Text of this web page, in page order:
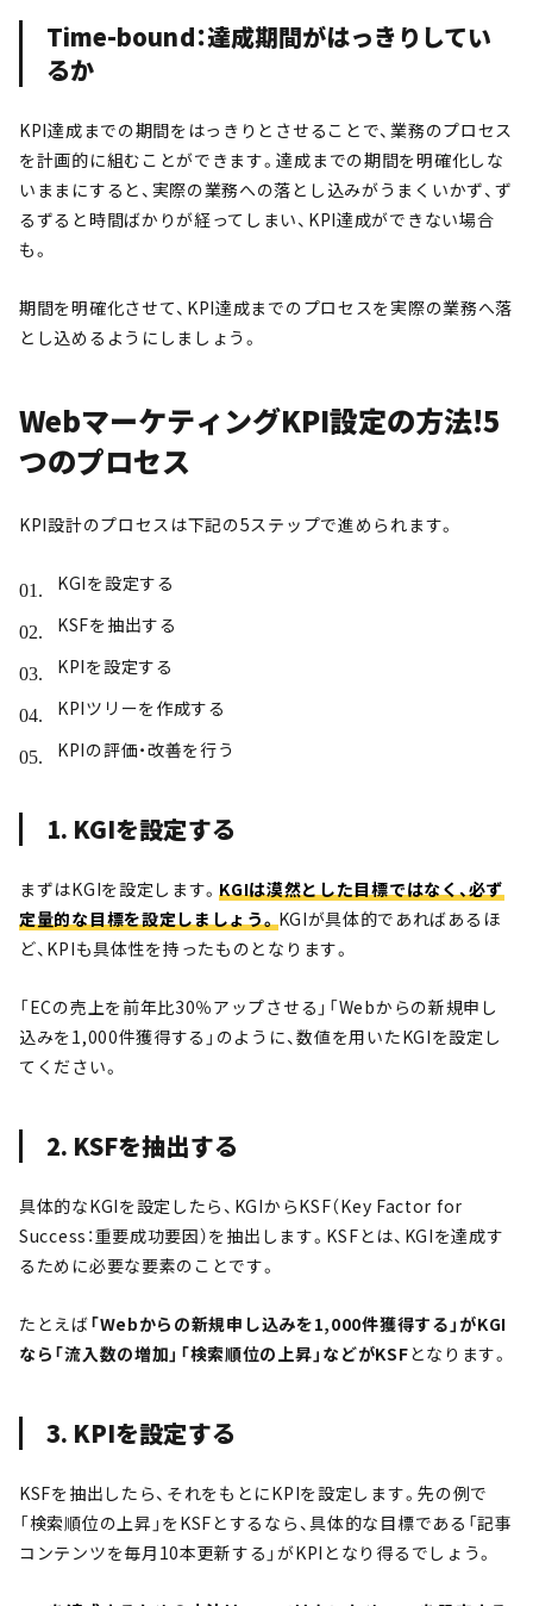
Time-bound：達成期間がはっきりしてい
るか
KPI達成までの期間をはっきりとさせることで、業務のプロセス
を計画的に組むことができます。達成までの期間を明確化しな
いままにすると、実際の業務への落とし込みがうまくいかず、ず
るずると時間ばかりが経ってしまい、KPI達成ができない場合
も。
期間を明確化させて、KPI達成までのプロセスを実際の業務へ落
とし込めるようにしましょう。
WebマーケティングKPI設定の方法!5
つのプロセス
KPI設計のプロセスは下記の5ステップで進められます。
KGIを設定する
KSFを抽出する
KPIを設定する
KPIツリーを作成する
KPIの評価・改善を行う
1. KGIを設定する
まずはKGIを設定します。KGIは漠然とした目標ではなく、必ず
定量的な目標を設定しましょう。KGIが具体的であればあるほ
ど、KPIも具体性を持ったものとなります。
「ECの売上を前年比30％アップさせる」「Webからの新規申し
込みを1,000件獲得する」のように、数値を用いたKGIを設定し
てください。
2. KSFを抽出する
具体的なKGIを設定したら、KGIからKSF（Key Factor for
Success：重要成功要因）を抽出します。KSFとは、KGIを達成す
るために必要な要素のことです。
たとえば「Webからの新規申し込みを1,000件獲得する」がKGI
なら「流入数の増加」「検索順位の上昇」などがKSFとなります。
3. KPIを設定する
KSFを抽出したら、それをもとにKPIを設定します。先の例で
「検索順位の上昇」をKSFとするなら、具体的な目標である「記事
コンテンツを毎月10本更新する」がKPIとなり得るでしょう。